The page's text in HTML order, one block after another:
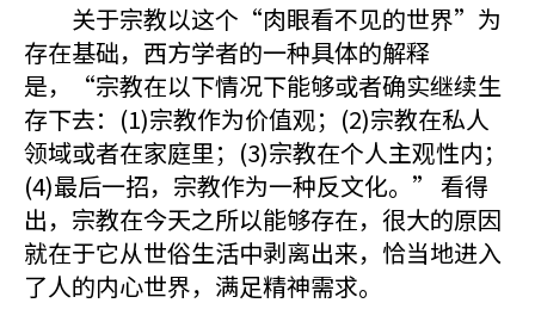
关于宗教以这个“肉眼看不见的世界”为
存在基础，西方学者的一种具体的解释
是，“宗教在以下情况下能够或者确实继续生
存下去：(1)宗教作为价值观；(2)宗教在私人
领域或者在家庭里；(3)宗教在个人主观性内；
(4)最后一招，宗教作为一种反文化。” 看得
出，宗教在今天之所以能够存在，很大的原因
就在于它从世俗生活中剥离出来，恰当地进入
了人的内心世界，满足精神需求。